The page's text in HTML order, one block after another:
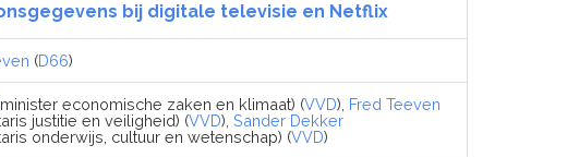
bij digitale televisie en Netflix
(D66)
economische zaken en klimaat) (VVD), Fred Teeven
justitie en veiligheid) (VVD), Sander Dekker
onderwijs, cultuur en wetenschap) (VVD)